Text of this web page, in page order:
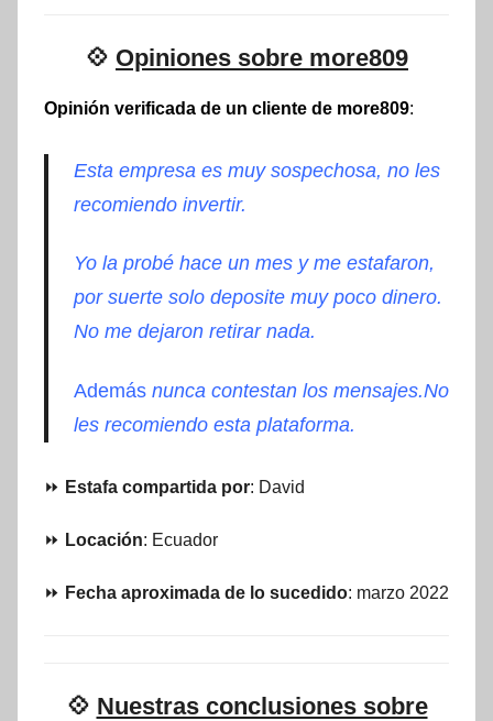
💠 Opiniones sobre more809
Opinión verificada de un cliente de more809:
Esta empresa es muy sospechosa, no les
recomiendo invertir.
Yo la probé hace un mes y me estafaron,
por suerte solo deposite muy poco dinero.
No me dejaron retirar nada.
Ademásnunca contestan los mensajes.No
les recomiendo esta plataforma.
⏩ Estafa compartida por: David
⏩ Locación: Ecuador
⏩ Fecha aproximada de lo sucedido: marzo 2022
💠 Nuestras conclusiones sobre